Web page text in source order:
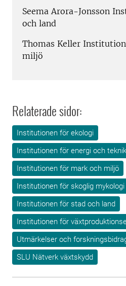
Seema Arora-Jonsson
och land
Thomas Keller
miljö
Relaterade sidor:
Institutionen för ekologi
Institutionen för energi och teknik
Institutionen för mark och miljö
Institutionen för skoglig
Institutionen för stad och land
Institutionen för
Utmärkelser och
SLU Nätverk växtskydd